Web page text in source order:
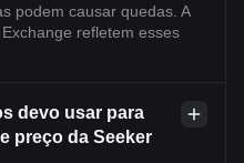
podem causar quedas. A
refletem esses
devo usar para
preço da Seeker